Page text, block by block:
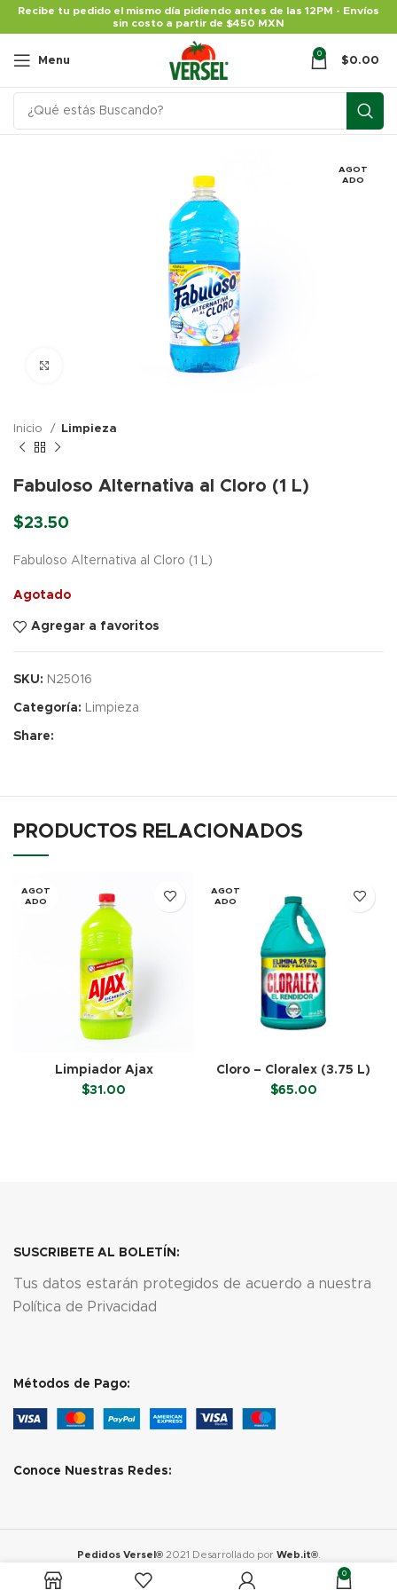
Recibe tu pedido el mismo día pidiendo antes de las 12PM - Envíos
sin costo a partir de $450 MXN
Menu
0
$0.00
AGOT
ADO
Click para agrandar
Inicio Limpieza
Fabuloso Alternativa al Cloro (1 L)
$23.50
Fabuloso Alternativa al Cloro (1 L)
Agotado
Agregar a favoritos
SKU: N25016
Categoría: Limpieza
Share:
PRODUCTOS RELACIONADOS
AGOT
ADO
Limpiador Ajax
Bicarbonato (1 L)
$31.00
AGOT
ADO
Cloro – Cloralex (3.75 L)
$65.00
SUSCRIBETE AL BOLETÍN:
Tus datos estarán protegidos de acuerdo a nuestra
Política de Privacidad
Métodos de Pago:
Conoce Nuestras Redes:
Pedidos Versel® 2021 Desarrollado por Web.it®.
0